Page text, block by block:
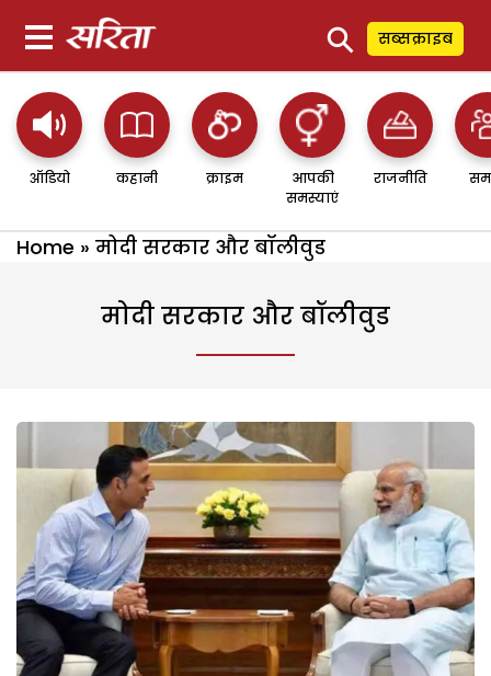
⚲ सब्सक्राइब
ऑडियो कहानी क्राइम
आपकी
समस्याएं
राजनीति
Home » मोदी सरकार और बॉलीवुड
मोदी सरकार और बॉलीवुड